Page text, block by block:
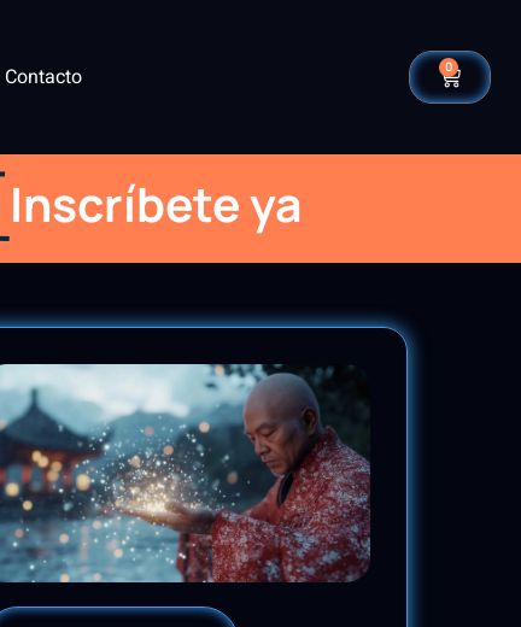
Contacto 0
Inscríbete ya